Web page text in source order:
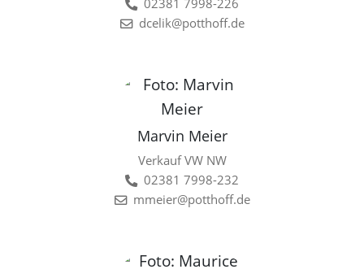
02381 7998-226
dcelik@potthoff.de
Marvin Meier
Verkauf VW NW
02381 7998-232
mmeier@potthoff.de